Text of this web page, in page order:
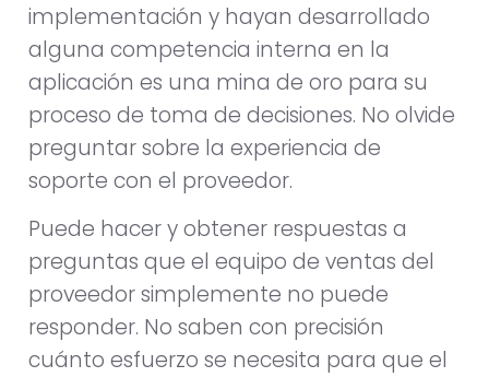
implementación y hayan desarrollado
alguna competencia interna en la
aplicación es una mina de oro para su
proceso de toma de decisiones. No olvide
preguntar sobre la experiencia de
soporte con el proveedor.
Puede hacer y obtener respuestas a
preguntas que el equipo de ventas del
proveedor simplemente no puede
responder. No saben con precisión
cuánto esfuerzo se necesita para que el